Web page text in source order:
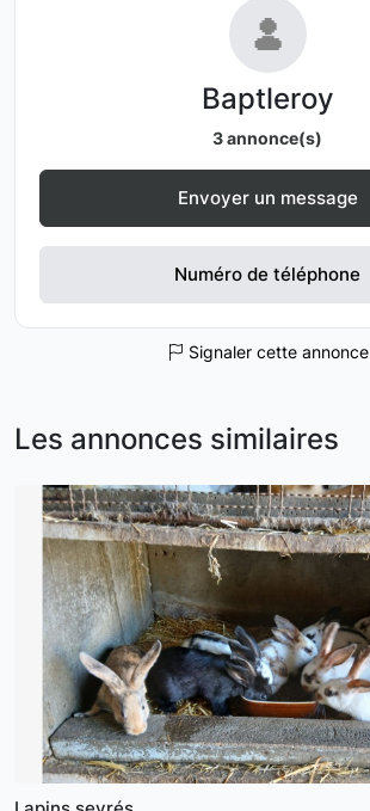
Baptleroy
3 annonce(s)
Envoyer un message
Numéro de téléphone
Signaler cette annonce
Les annonces similaires